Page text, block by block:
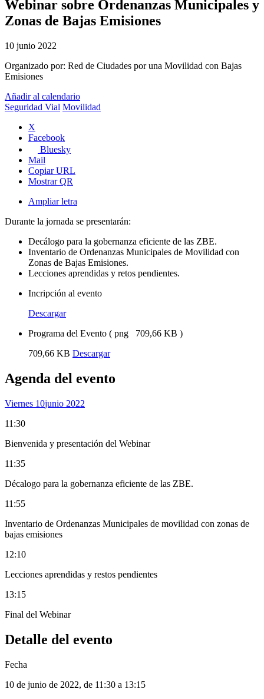
Webinar sobre Ordenanzas Municipales y
Zonas de Bajas Emisiones
10 junio 2022
Organizado por: Red de Ciudades por una Movilidad con Bajas
Emisiones
Añadir al calendario
Seguridad Vial Movilidad
X
Facebook
Bluesky
Mail
Copiar URL
Mostrar QR
Ampliar letra
Durante la jornada se presentarán:
Decálogo para la gobernanza eficiente de las ZBE.
Inventario de Ordenanzas Municipales de Movilidad con
Zonas de Bajas Emisiones.
Lecciones aprendidas y retos pendientes.
Incripción al evento
Descargar
Programa del Evento ( png 709,66 KB )
709,66 KB Descargar
Agenda del evento
Viernes 10Junio 2022
11:30
Bienvenida y presentación del Webinar
11:35
Décalogo para la gobernanza eficiente de las ZBE.
11:55
Inventario de Ordenanzas Municipales de movilidad con zonas de
bajas emisiones
12:10
Lecciones aprendidas y restos pendientes
13:15
Final del Webinar
Detalle del evento
Fecha
10 de junio de 2022, de 11:30 a 13:15